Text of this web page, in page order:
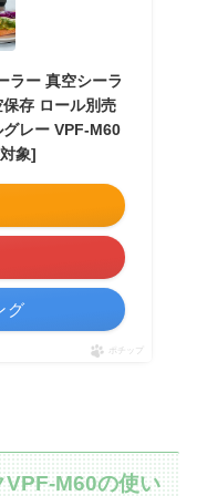
ラー 真空シーラ
存 ロール別売
レー VPF-M60
象]
グ
ポチップ
VPF-M60の使い